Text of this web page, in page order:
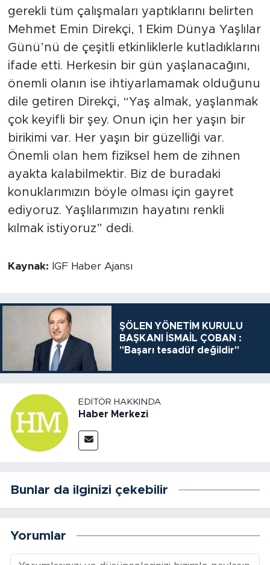
gerekli tüm çalışmaları yaptıklarını belirten
Mehmet Emin Direkçi, 1 Ekim Dünya Yaşlılar
Günü’nü de çeşitli etkinliklerle kutladıklarını
ifade etti. Herkesin bir gün yaşlanacağını,
önemli olanın ise ihtiyarlamamak olduğunu
dile getiren Direkçi, “Yaş almak, yaşlanmak
çok keyifli bir şey. Onun için her yaşın bir
birikimi var. Her yaşın bir güzelliği var.
Önemli olan hem fiziksel hem de zihnen
ayakta kalabilmektir. Biz de buradaki
konuklarımızın böyle olması için gayret
ediyoruz. Yaşlılarımızın hayatını renkli
kılmak istiyoruz” dedi.
Kaynak: İGF Haber Ajansı
ŞÖLEN YÖNETİM KURULU
BAŞKANI İSMAİL ÇOBAN :
"Başarı tesadüf değildir"
EDITÖR HAKKINDA
Haber Merkezi
Bunlar da ilginizi çekebilir
Yorumlar